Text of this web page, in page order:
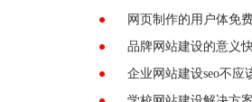
网页制作的用户体免
品牌网站建设的意义
企业网站建设seo不应